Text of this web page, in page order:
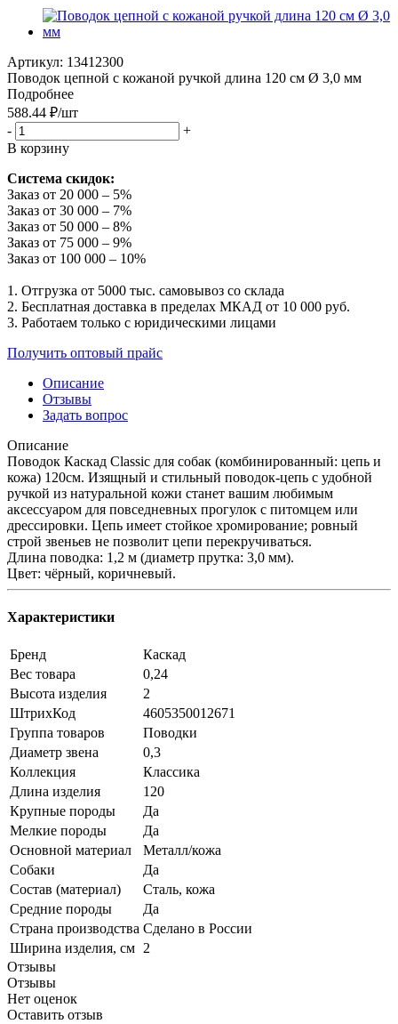
Артикул: 13412300
Поводок цепной с кожаной ручкой длина 120 см Ø 3,0 мм
Подробнее
588.44 ₽/шт
-
+
В корзину
Система скидок:
Заказ от 20 000 – 5%
Заказ от 30 000 – 7%
Заказ от 50 000 – 8%
Заказ от 75 000 – 9%
Заказ от 100 000 – 10%
1. Отгрузка от 5000 тыс. самовывоз со склада
2. Бесплатная доставка в пределах МКАД от 10 000 руб.
3. Работаем только с юридическими лицами
Получить оптовый прайс
Описание
Отзывы
Задать вопрос
Описание
Поводок Каскад Classic для собак (комбинированный: цепь и
кожа) 120см. Изящный и стильный поводок-цепь с удобной
ручкой из натуральной кожи станет вашим любимым
аксессуаром для повседневных прогулок с питомцем или
дрессировки. Цепь имеет стойкое хромирование; ровный
строй звеньев не позволит цепи перекручиваться.
Длина поводка: 1,2 м (диаметр прутка: 3,0 мм).
Цвет: чёрный, коричневый.
Характеристики
Бренд
Каскад
Вес товара
0,24
Высота изделия
2
ШтрихКод
4605350012671
Группа товаров
Поводки
Диаметр звена
0,3
Коллекция
Классика
Длина изделия
120
Крупные породы
Да
Мелкие породы
Да
Основной материал
Металл/кожа
Собаки
Да
Состав (материал)
Сталь, кожа
Средние породы
Да
Страна производства Сделано в России
Ширина изделия, см 2
Отзывы
Отзывы
Нет оценок
Оставить отзыв